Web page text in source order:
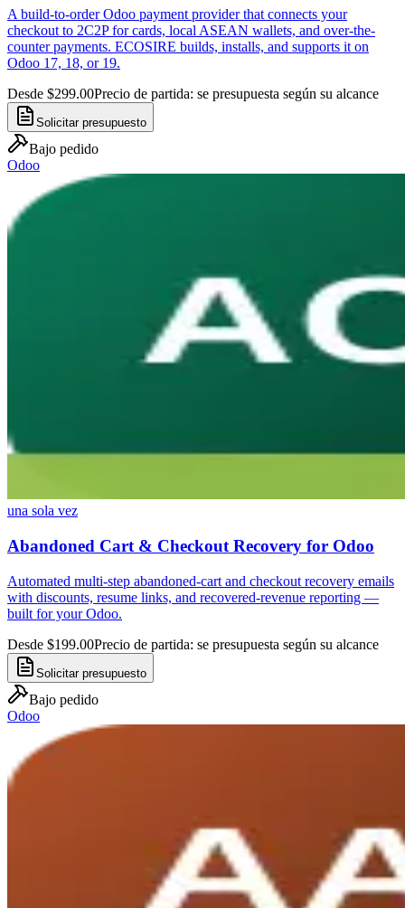
A build-to-order Odoo payment provider that connects your
checkout to 2C2P for cards, local ASEAN wallets, and over-the-
counter payments. ECOSIRE builds, installs, and supports it on
Odoo 17, 18, or 19.
Desde $299.00Precio de partida: se presupuesta según su alcance
Solicitar presupuesto
Bajo pedido
Odoo
una sola vez
Abandoned Cart & Checkout Recovery for Odoo
Automated multi-step abandoned-cart and checkout recovery emails
with discounts, resume links, and recovered-revenue reporting —
built for your Odoo.
Desde $199.00Precio de partida: se presupuesta según su alcance
Solicitar presupuesto
Bajo pedido
Odoo